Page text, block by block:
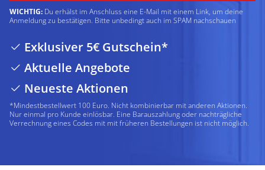
WICHTIG: Du erhälst im Anschluss eine E-Mail mit einem Link, um deine
Anmeldung zu bestätigen. Bitte unbedingt auch im SPAM nachschauen
Exklusiver 5€ Gutschein*
Aktuelle Angebote
Neueste Aktionen
*Mindestbestellwert 100 Euro. Nicht kombinierbar mit anderen Aktionen.
Nur einmal pro Kunde einlösbar. Eine Barauszahlung oder nachträgliche
Verrechnung eines Codes mit mit früheren Bestellungen ist nicht möglich.